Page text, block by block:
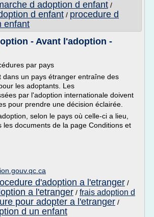
d adoption d enfant /
d enfant / procedure d
enfant
- Avant l'adoption -
par pays
dans un pays étranger entraîne des
les adoptants. Les
par l'adoption internationale doivent
pour prendre une décision éclairée.
selon le pays où celle-ci a lieu,
les documents de la page Conditions et
d'adoption a l'etranger /
a l'etranger / frais adoption d
pour adopter a l'etranger /
d un enfant